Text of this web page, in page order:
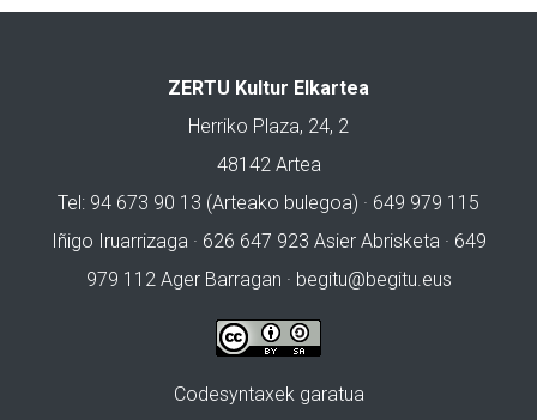
ZERTU Kultur Elkartea
Herriko Plaza, 24, 2
48142 Artea
Tel: 94 673 90 13 (Arteako bulegoa) · 649 979 115
Iñigo Iruarrizaga · 626 647 923 Asier Abrisketa · 649
979 112 Ager Barragan · begitu@begitu.eus
Codesyntaxek garatua